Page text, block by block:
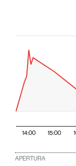
14:00 15:00
APERTURA